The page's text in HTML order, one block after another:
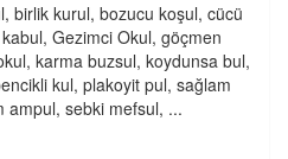
birlik kurul, bozucu koşul, cücü
Gezimci Okul, göçmen
karma buzsul, koydunsa bul,
kul, plakoyit pul, sağlam
ampul, sebki mefsul, ...